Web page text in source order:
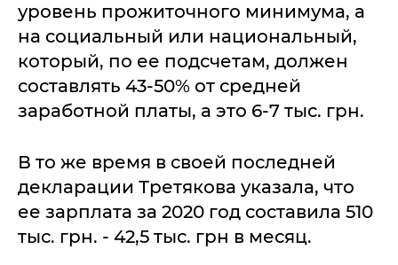
уровень прожиточного минимума, а
на социальный или национальный,
который, по ее подсчетам, должен
составлять 43-50% от средней
заработной платы, а это 6-7 тыс. грн.
В то же время в своей последней
декларации Третякова указала, что
ее зарплата за 2020 год составила 510
тыс. грн. - 42,5 тыс. грн в месяц.